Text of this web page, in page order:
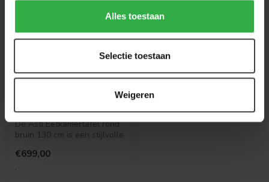
Alles toestaan
Selectie toestaan
Weigeren
TOWER LIVING
De Asti Eetkamertafel rond
bruin 130 cm is een stijlvolle
€699,00
.